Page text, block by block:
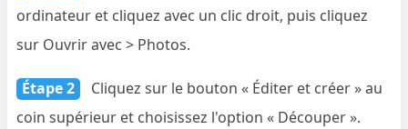
ordinateur et cliquez avec un clic droit, puis cliquez
sur Ouvrir avec > Photos.
Étape 2
Cliquez sur le bouton « Éditer et créer » au
coin supérieur et choisissez l'option « Découper ».